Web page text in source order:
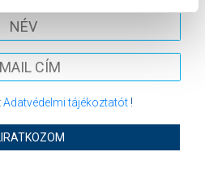
Adatvédelmi tájékoztatót!